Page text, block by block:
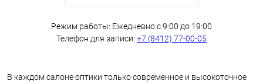
Режим работы: Ежедневно с 9:00 до 19:00
Телефон для записи: +7 (8412) 77-00-05
В каждом салоне оптики только современное и высокоточное